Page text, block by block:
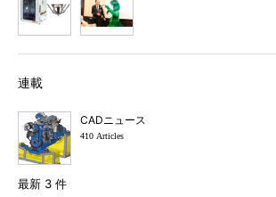
連載
CADニュース
410 Articles
最新 3 件